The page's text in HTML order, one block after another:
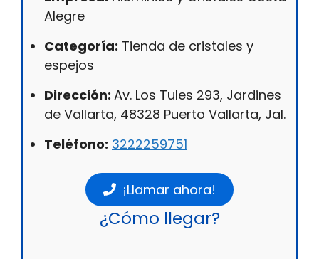
Alegre
Categoría: Tienda de cristales y
espejos
Dirección: Av. Los Tules 293, Jardines
de Vallarta, 48328 Puerto Vallarta, Jal.
Teléfono: 3222259751
¡Llamar ahora!
¿Cómo llegar?